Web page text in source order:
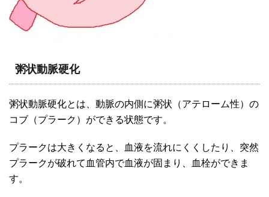
粥状動脈硬化
粥状動脈硬化とは、動脈の内側に粥状（アテローム性）の
コブ（プラーク）ができる状態です。
プラークは大きくなると、血液を流れにくくしたり、突然
プラークが破れて血管内で血液が固まり、血栓ができま
す。